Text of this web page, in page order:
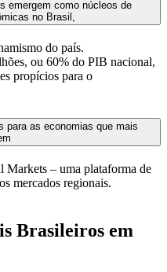
emergem como núcleos de
no Brasil,
do país.
ou 60% do PIB nacional,
propícios para o
para as economias que mais
Markets – uma plataforma de
mercados regionais.​
Brasileiros em